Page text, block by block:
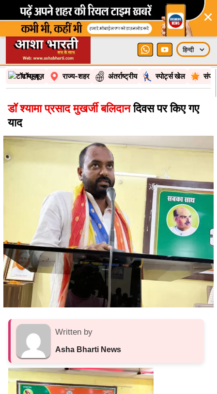
×
टॉप न्यूज़ राज्य-शहर अंतर्राष्ट्रीय स्पोर्ट्स खेल
डॉ श्यामा प्रसाद मुखर्जी बलिदानदिवस पर किए गए
याद
Written by
Asha Bharti News